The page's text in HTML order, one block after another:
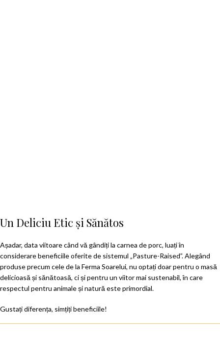
Un Deliciu Etic și Sănătos
Așadar, data viitoare când vă gândiți la carnea de porc, luați în
considerare beneficiile oferite de sistemul „Pasture-Raised”. Alegând
produse precum cele de la Ferma Soarelui, nu optați doar pentru o masă
delicioasă și sănătoasă, ci și pentru un viitor mai sustenabil, în care
respectul pentru animale și natură este primordial.
Gustați diferența, simțiți beneficiile!